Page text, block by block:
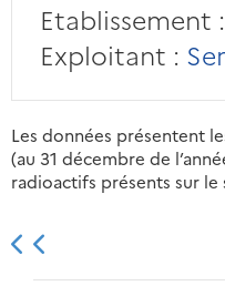
Etablissement :
Exploitant :
Les données présentent
(au 31 décembre de
radioactifs présents sur le